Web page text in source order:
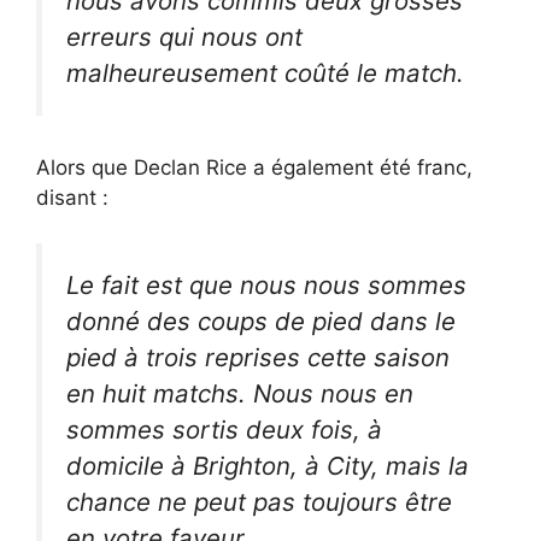
erreurs qui nous ont
malheureusement coûté le match.
Alors que Declan Rice a également été franc,
disant :
Le fait est que nous nous sommes
donné des coups de pied dans le
pied à trois reprises cette saison
en huit matchs. Nous nous en
sommes sortis deux fois, à
domicile à Brighton, à City, mais la
chance ne peut pas toujours être